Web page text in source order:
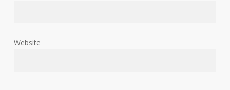
Website